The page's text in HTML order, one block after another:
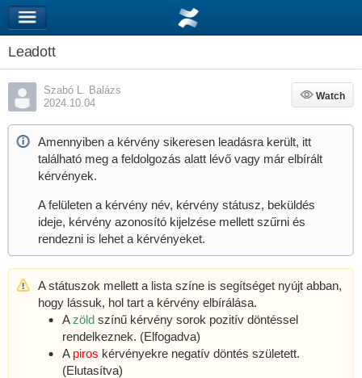
Leadott
Szabó L. Balázs
2024.10.04
Watch
Watch
Amennyiben a kérvény sikeresen leadásra került, itt
található meg a feldolgozás alatt lévő vagy már elbírált
kérvények.
A felületen a kérvény név, kérvény státusz, beküldés
ideje, kérvény azonosító kijelzése mellett szűrni és
rendezni is lehet a kérvényeket.
A státuszok mellett a lista színe is segítséget nyújt abban,
hogy lássuk, hol tart a kérvény elbírálása.
Azöld színű kérvény sorok pozitív döntéssel
rendelkeznek. (Elfogadva)
A piros kérvényekre negatív döntés született.
(Elutasítva)